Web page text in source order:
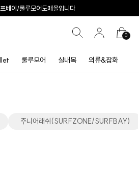
베이/룰루모어도매몰입니다
0
룰루모어 실내복 의류&잡화
주니어래쉬(SURFZONE/SURFBAY)